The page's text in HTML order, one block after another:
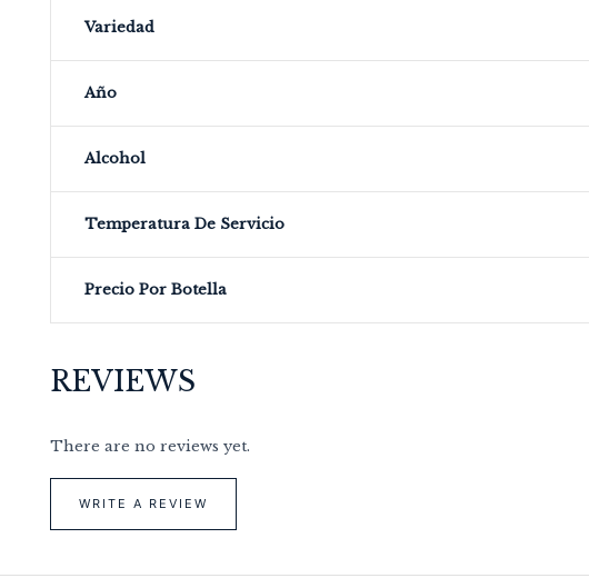
Variedad
Año
Alcohol
Temperatura De Servicio
Precio Por Botella
REVIEWS
There are no reviews yet.
WRITE A REVIEW